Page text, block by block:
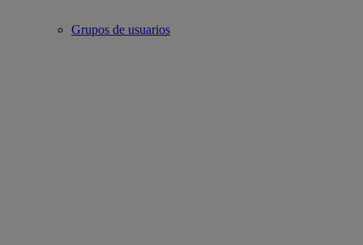
Grupos de usuarios